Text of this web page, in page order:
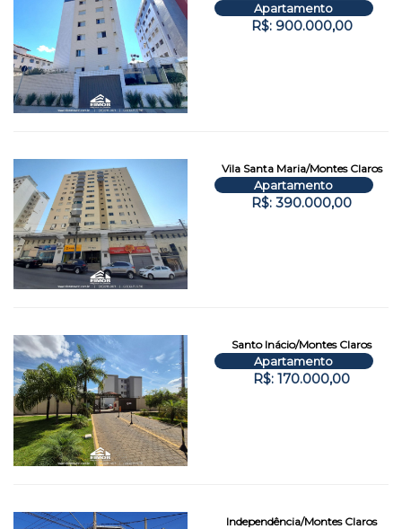
Apartamento
R$: 900.000,00
Vila Santa Maria/Montes Claros
Apartamento
R$: 390.000,00
Santo Inácio/Montes Claros
Apartamento
R$: 170.000,00
Independência/Montes Claros